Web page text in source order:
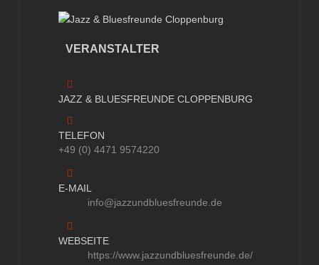
VERANSTALTER
JAZZ & BLUESFREUNDE CLOPPENBURG
TELEFON
+49 (0) 4471 9574220
E-MAIL
info@jazzundbluesfreunde.de
WEBSEITE
https://www.jazzundbluesfreunde.de/